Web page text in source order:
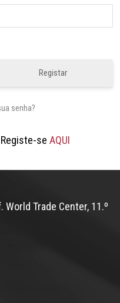
Registar
senha?
se AQUI
World Trade Center, 11.º